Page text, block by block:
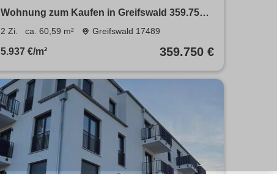
Wohnung zum Kaufen in Greifswald 359.750 €
60.59 m²
2 Zi. ca. 60,59 m² Greifswald 17489
5.937 €/m² 359.750 €